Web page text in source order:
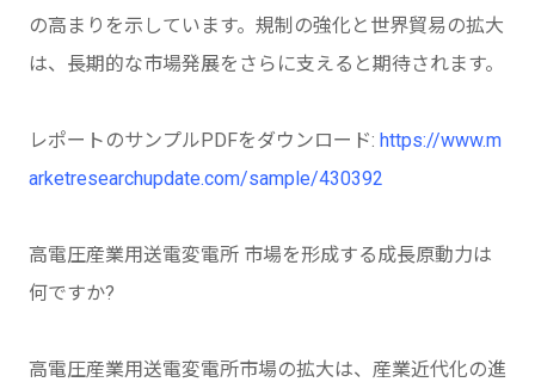
の高まりを示しています。規制の強化と世界貿易の拡大
は、長期的な市場発展をさらに支えると期待されます。
レポートのサンプルPDFをダウンロード: https://www.m
arketresearchupdate.com/sample/430392
高電圧産業用送電変電所 市場を形成する成長原動力は
何ですか?
高電圧産業用送電変電所市場の拡大は、産業近代化の進